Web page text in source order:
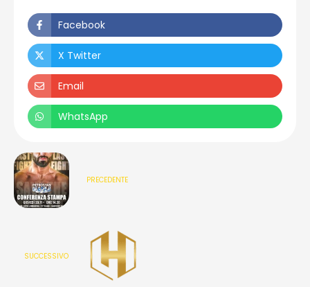
Facebook
X Twitter
Email
WhatsApp
PRECEDENTE
SUCCESSIVO